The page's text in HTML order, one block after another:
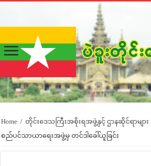
Home / တိုင်းဒေသကြီးအစိုးရအဖွဲ့နှင့် ဌာနဆိုင်ရာများ
စည်ပင်သာယာရေးအဖွဲ့မှ တင်ဒါခေါ်ယူခြင်း